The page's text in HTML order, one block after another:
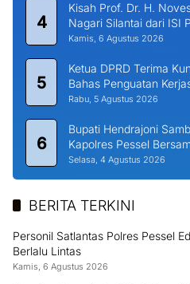
4
Kisah Prof. Dr. H.
Nagari Silantai dari ISI
Universitas Dharma
Kamis, 6 Agustus 2026
5
Ketua DPRD Terima
Bahas Penguatan
Rabu, 5 Agustus 2026
6
Bupati Hendrajoni
Kapolres Pessel
Selasa, 4 Agustus 2026
BERITA TERKINI
Personil Satlantas Polres Pessel
Berlalu Lintas
Kamis, 6 Agustus 2026